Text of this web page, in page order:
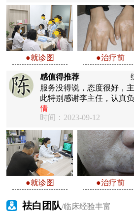
●就诊图 ●治疗前
感值得推荐
服务没得说，态度很好，
此特别感谢李主任，认真
情
时间：2023-09-12
●就诊图 ●治疗前
祛白团队/临床经验丰富